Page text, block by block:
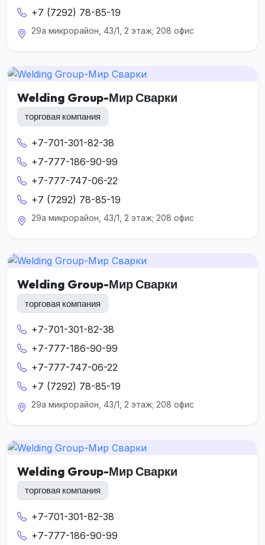
+7 (7292) 78-85-19
29а микрорайон, 43/1, 2 этаж; 208 офис
Welding Group-Мир Сварки
торговая компания
+7-701-301-82-38
+7-777-186-90-99
+7-777-747-06-22
+7 (7292) 78-85-19
29а микрорайон, 43/1, 2 этаж; 208 офис
Welding Group-Мир Сварки
торговая компания
+7-701-301-82-38
+7-777-186-90-99
+7-777-747-06-22
+7 (7292) 78-85-19
29а микрорайон, 43/1, 2 этаж; 208 офис
Welding Group-Мир Сварки
торговая компания
+7-701-301-82-38
+7-777-186-90-99